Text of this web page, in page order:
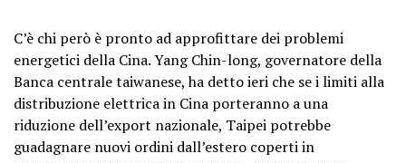
C’è chi però è pronto ad approfittare dei problemi
energetici della Cina. Yang Chin-long, governatore della
Banca centrale taiwanese, ha detto ieri che se i limiti alla
distribuzione elettrica in Cina porteranno a una
riduzione dell’export nazionale, Taipei potrebbe
guadagnare nuovi ordini dall’estero coperti in